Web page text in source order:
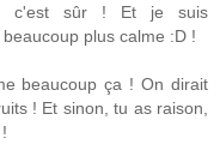
c'est sûr ! Et je suis
plus calme :D !
beaucoup ça ! On dirait
! Et sinon, tu as raison,